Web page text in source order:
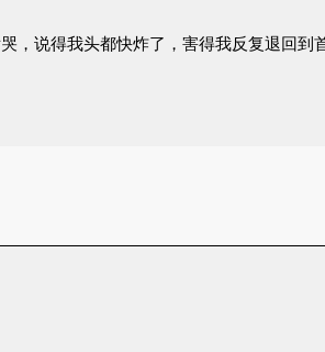
说得我头都快炸了，害得我反复退回到